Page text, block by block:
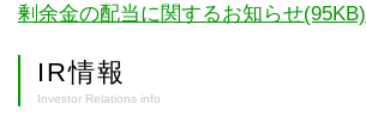
剰余金の配当に関するお知らせ(95KB)
IR情報
Investor Relations info